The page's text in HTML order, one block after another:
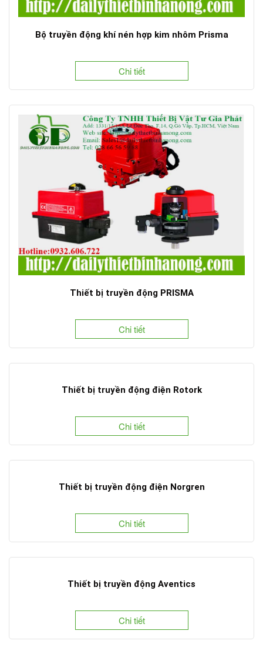
Bộ truyền động khí nén hợp kim nhôm Prisma
Chi tiết
Thiết bị truyền động PRISMA
Chi tiết
Thiết bị truyền động điện Rotork
Chi tiết
Thiết bị truyền động điện Norgren
Chi tiết
Thiết bị truyền động Aventics
Chi tiết